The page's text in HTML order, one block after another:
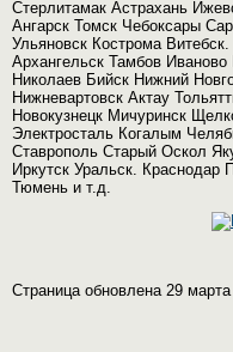
Стерлитамак Астрахань
Ангарск Томск Чебоксары
Ульяновск Кострома
Архангельск Тамбов
Николаев Бийск Нижний
Нижневартовск Актау
Новокузнецк Мичуринск
Электросталь Когалым
Ставрополь Старый Оскол
Иркутск Уральск. Краснодар
Тюмень и т.д.
Страница обновлена 29